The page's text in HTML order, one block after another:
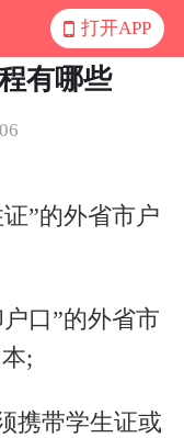
打开APP
有哪些
”的外省市户
口”的外省市
;
携带学生证或